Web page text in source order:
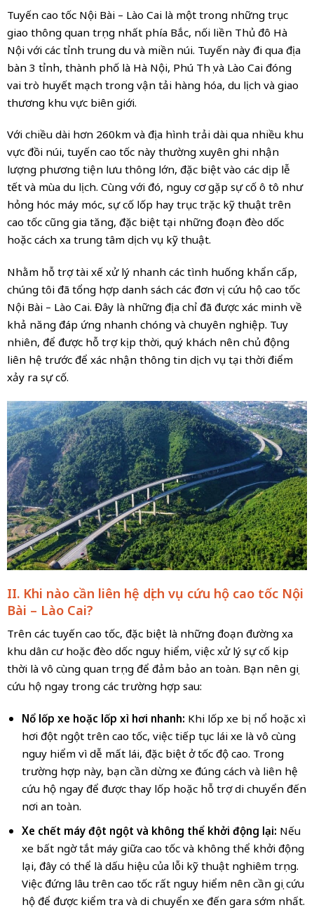
Tuyến cao tốc Nội Bài – Lào Cai là một trong những trục
giao thông quan trọng nhất phía Bắc, nối liền Thủ đô Hà
Nội với các tỉnh trung du và miền núi. Tuyến này đi qua địa
bàn 3 tỉnh, thành phố là Hà Nội, Phú Thọ và Lào Cai đóng
vai trò huyết mạch trong vận tải hàng hóa, du lịch và giao
thương khu vực biên giới.
Với chiều dài hơn 260km và địa hình trải dài qua nhiều khu
vực đồi núi, tuyến cao tốc này thường xuyên ghi nhận
lượng phương tiện lưu thông lớn, đặc biệt vào các dịp lễ
tết và mùa du lịch. Cùng với đó, nguy cơ gặp sự cố ô tô như
hỏng hóc máy móc, sự cố lốp hay trục trặc kỹ thuật trên
cao tốc cũng gia tăng, đặc biệt tại những đoạn đèo dốc
hoặc cách xa trung tâm dịch vụ kỹ thuật.
Nhằm hỗ trợ tài xế xử lý nhanh các tình huống khẩn cấp,
chúng tôi đã tổng hợp danh sách các đơn vị cứu hộ cao tốc
Nội Bài – Lào Cai. Đây là những địa chỉ đã được xác minh về
khả năng đáp ứng nhanh chóng và chuyên nghiệp. Tuy
nhiên, để được hỗ trợ kịp thời, quý khách nên chủ động
liên hệ trước để xác nhận thông tin dịch vụ tại thời điểm
xảy ra sự cố.
II. Khi nào cần liên hệ dịch vụ cứu hộ cao tốc Nội
Bài – Lào Cai?
Trên các tuyến cao tốc, đặc biệt là những đoạn đường xa
khu dân cư hoặc đèo dốc nguy hiểm, việc xử lý sự cố kịp
thời là vô cùng quan trọng để đảm bảo an toàn. Bạn nên gọi
cứu hộ ngay trong các trường hợp sau:
Nổ lốp xe hoặc lốp xì hơi nhanh: Khi lốp xe bị nổ hoặc xì
hơi đột ngột trên cao tốc, việc tiếp tục lái xe là vô cùng
nguy hiểm vì dễ mất lái, đặc biệt ở tốc độ cao. Trong
trường hợp này, bạn cần dừng xe đúng cách và liên hệ
cứu hộ ngay để được thay lốp hoặc hỗ trợ di chuyển đến
nơi an toàn.
Xe chết máy đột ngột và không thể khởi động lại: Nếu
xe bất ngờ tắt máy giữa cao tốc và không thể khởi động
lại, đây có thể là dấu hiệu của lỗi kỹ thuật nghiêm trọng.
Việc đứng lâu trên cao tốc rất nguy hiểm nên cần gọi cứu
hộ để được kiểm tra và di chuyển xe đến gara sớm nhất.